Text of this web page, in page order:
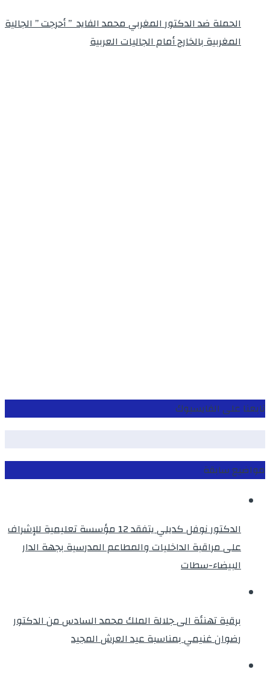
الحملة ضد الدكتور المغربي محمد الفايد ” أحرجت ” الجالية
المغربية بالخارج أمام الجاليات العربية
تابعنا على الفايسبوك
مواضيع سابقة
الدكتور نوفل كديلي يتفقد 12 مؤسسة تعليمية للإشراف
على مراقبة الداخليات والمطاعم المدرسية بجهة الدار
البيضاء-سطات
برقية تهنئة الى جلالة الملك محمد السادس من الدكتور
رضوان غنيمي بمناسبة عيد العرش المجيد